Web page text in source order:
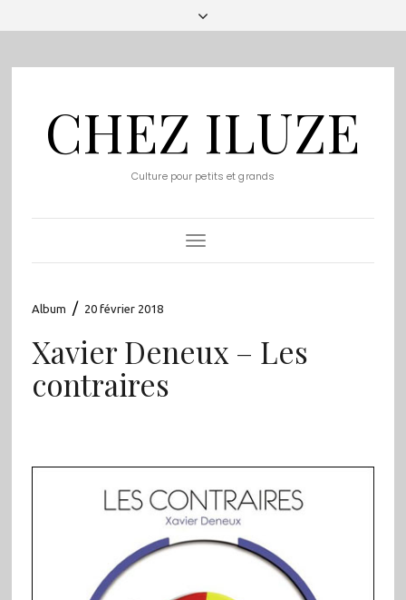
CHEZ ILUZE
Culture pour petits et grands
Toggle
Navigation
Album / 20 février 2018
Xavier Deneux – Les
contraires